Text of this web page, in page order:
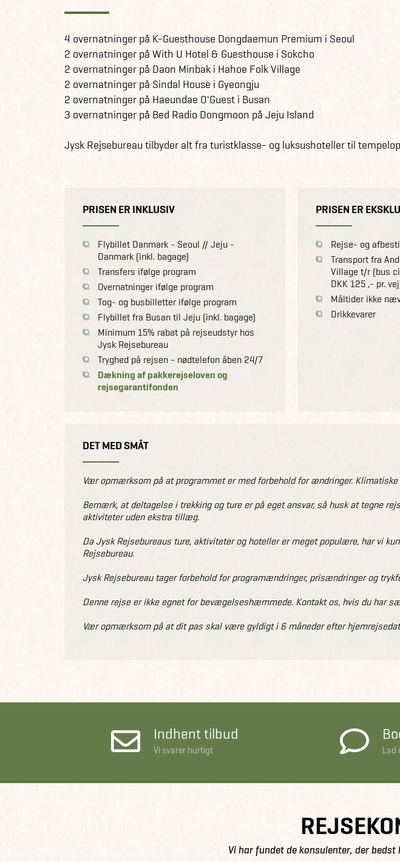
4 overnatninger på K-Guesthouse Dongdaemun Premium i Seoul
2 overnatninger på With U Hotel & Guesthouse i Sokcho
2 overnatninger på Daon Minbak i Hahoe Folk Village
2 overnatninger på Sindal House i Gyeongju
2 overnatninger på Haeundae O'Guest i Busan
3 overnatninger på Bed Radio Dongmoon på Jeju Island
Jysk Rejsebureau tilbyder alt fra turistklasse- og luksushoteller til
PRISEN ER INKLUSIV
Flybillet Danmark - Seoul // Jeju -
Danmark (inkl. bagage)
Transfers ifølge program
Overnatninger ifølge program
Tog- og busbilletter ifølge program
Flybillet fra Busan til Jeju (inkl. bagage)
Minimum 15% rabat på rejseudstyr hos
Jysk Rejsebureau
Tryghed på rejsen - nødtelefon åben 24/7
Dækning af pakkerejseloven og
rejsegarantifonden
PRISEN ER
Rejse- og
Transport fra
Village t/r (bus
DKK 125 ,- pr.
Måltider ikke
Drikkevarer
DET MED SMÅT
Vær opmærksom på at programmet er med forbehold for ændringer.
Bemærk, at deltagelse i trekking og ture er på eget ansvar, så husk at tegne
aktiviteter uden ekstra tillæg.
Da Jysk Rejsebureaus ture, aktiviteter og hoteller er meget populære, har vi
Rejsebureau.
Jysk Rejsebureau tager forbehold for programændringer, prisændringer og
Denne rejse er ikke egnet for bevægelseshæmmede. Kontakt os, hvis du har
Vær opmærksom på at dit pas skal være gyldigt i 6 måneder efter
Indhent tilbud
Vi svarer hurtigt Lad
Vi har fundet de konsulenter, der